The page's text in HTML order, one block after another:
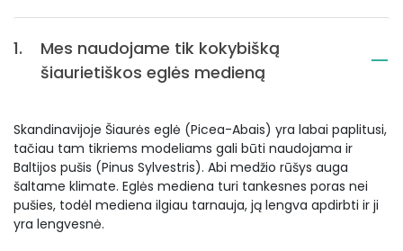
1.
Mes naudojame tik kokybišką
šiaurietiškos eglės medieną
Skandinavijoje Šiaurės eglė (Picea-Abais) yra labai paplitusi,
tačiau tam tikriems modeliams gali būti naudojama ir
Baltijos pušis (Pinus Sylvestris). Abi medžio rūšys auga
šaltame klimate. Eglės mediena turi tankesnes poras nei
pušies, todėl mediena ilgiau tarnauja, ją lengva apdirbti ir ji
yra lengvesnė.